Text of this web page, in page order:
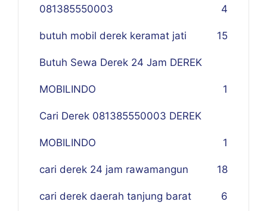
081385550003 4
butuh mobil derek keramat jati 15
Butuh Sewa Derek 24 Jam DEREK
MOBILINDO 1
Cari Derek 081385550003 DEREK
MOBILINDO 1
cari derek 24 jam rawamangun 18
cari derek daerah tanjung barat 6